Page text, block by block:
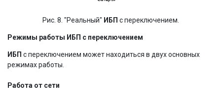
Рис. 8. "Реальный" ИБП с переключением.
Режимы работы ИБП с переключением
ИБП с переключением может находиться в двух основных
режимах работы.
Работа от сети